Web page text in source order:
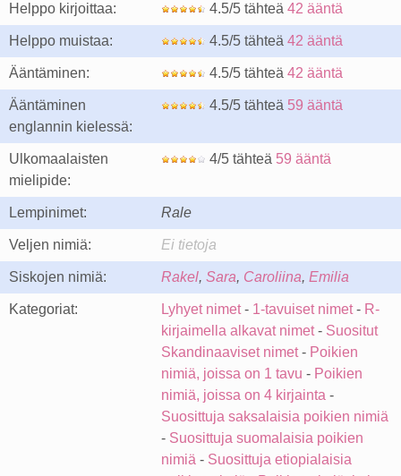
Helppo kirjoittaa: 4.5/5 tähteä 42 ääntä
Helppo muistaa: 4.5/5 tähteä 42 ääntä
Ääntäminen: 4.5/5 tähteä 42 ääntä
Ääntäminen
englannin kielessä:
4.5/5 tähteä 59 ääntä
Ulkomaalaisten
mielipide:
4/5 tähteä 59 ääntä
Lempinimet: Rale
Veljen nimiä: Ei tietoja
Siskojen nimiä: Rakel, Sara, Caroliina, Emilia
Kategoriat: Lyhyet nimet- 1-tavuiset nimet- R-
kirjaimella alkavat nimet- Suositut
Skandinaaviset nimet- Poikien
nimiä, joissa on 1 tavu - Poikien
nimiä, joissa on 4 kirjainta -
Suosittuja saksalaisia poikien nimiä
- Suosittuja suomalaisia poikien
nimiä - Suosittuja etiopialaisia